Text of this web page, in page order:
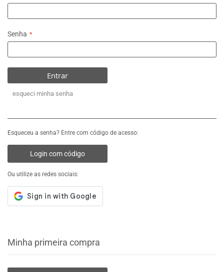
Senha
Entrar
esqueci minha senha
Esqueceu a senha? Entre com código de acesso:
Login com código
Ou utilize as redes sociais:
Minha primeira compra